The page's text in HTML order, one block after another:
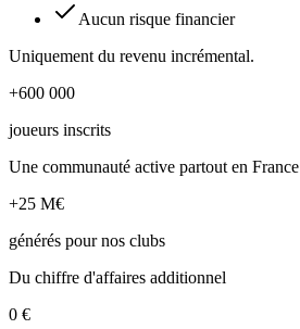
Aucun risque financier
Uniquement du revenu incrémental.
+600 000
joueurs inscrits
Une communauté active partout en France
+25 M€
générés pour nos clubs
Du chiffre d'affaires additionnel
0 €